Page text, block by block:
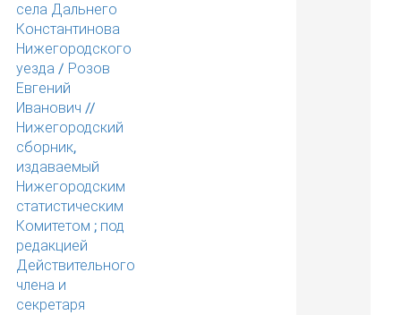
села Дальнего
Константинова
Нижегородского
уезда / Розов
Евгений
Иванович //
Нижегородский
сборник,
издаваемый
Нижегородским
статистическим
Комитетом ; под
редакцией
Действительного
члена и
секретаря